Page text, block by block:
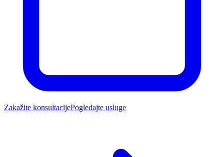
Zakažite konsultacijePogledajte usluge